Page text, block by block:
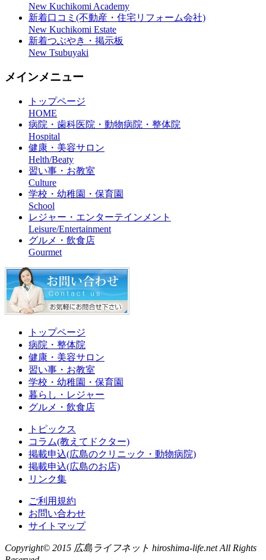
New Kuchikomi Academy
新着口コミ(不動産・住宅リフォーム会社)
New Kuchikomi Estate
新着つぶやき・掲示板
New Tsubuyaki
メインメニュー
トップページ
HOME
病院・歯科医院・動物病院・整体院
Hospital
健康・美容サロン
Helth/Beaty
習い事・お教室
Culture
学校・幼稚園・保育園
School
レジャー・エンターテインメント
Leisure/Entertainment
グルメ・飲食店
Gourmet
トップページ
病院・整体院
健康・美容サロン
習い事・お教室
学校・幼稚園・保育園
暮らし・レジャー
グルメ・飲食店
トピックス
コラム(教えてドクター)
掲載申込(広島のクリニック・動物病院)
掲載申込(広島のお店)
リンク集
ご利用規約
お問い合わせ
サイトマップ
Copyright© 2015 広島ライフネット hiroshima-life.net All Rights